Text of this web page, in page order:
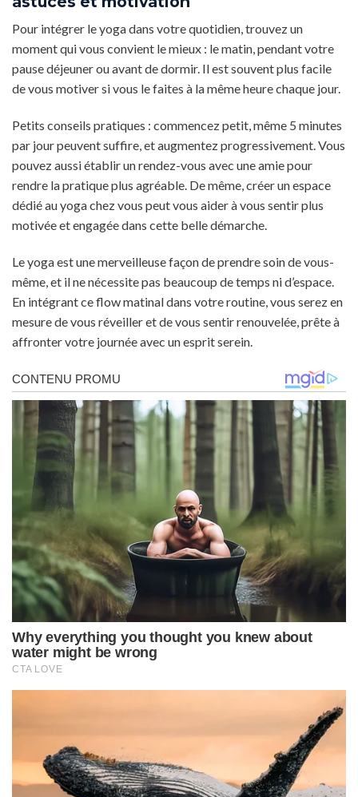
Pour intégrer le yoga dans votre quotidien, trouvez un
moment qui vous convient le mieux : le matin, pendant votre
pause déjeuner ou avant de dormir. Il est souvent plus facile
de vous motiver si vous le faites à la même heure chaque jour.
Petits conseils pratiques : commencez petit, même 5 minutes
par jour peuvent suffire, et augmentez progressivement. Vous
pouvez aussi établir un rendez-vous avec une amie pour
rendre la pratique plus agréable. De même, créer un espace
dédié au yoga chez vous peut vous aider à vous sentir plus
motivée et engagée dans cette belle démarche.
Le yoga est une merveilleuse façon de prendre soin de vous-
même, et il ne nécessite pas beaucoup de temps ni d’espace.
En intégrant ce flow matinal dans votre routine, vous serez en
mesure de vous réveiller et de vous sentir renouvelée, prête à
affronter votre journée avec un esprit serein.